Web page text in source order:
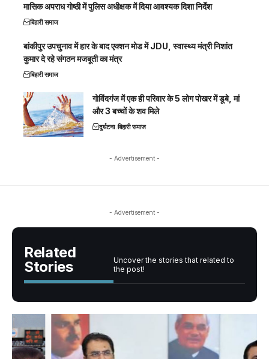
मासिक अपराध गोष्ठी में पुलिस अधीक्षक में दिया आवश्यक दिशा निर्देश
बिहारी समाज
बांकीपुर उपचुनाव में हार के बाद एक्शन मोड में JDU, स्वास्थ्य मंत्री निशांत
कुमार दे रहे संगठन मजबूती का मंत्र
बिहारी समाज
गोविंदगंज में एक ही परिवार के 5 लोग पोखर में डूबे, मां
और 3 बच्चों के शव मिले
दुर्घटना बिहारी समाज
- Advertisement -
- Advertisement -
Related
Stories
Uncover the stories that related to
the post!